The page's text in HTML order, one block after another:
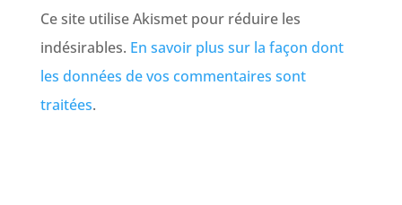
Ce site utilise Akismet pour réduire les
indésirables. En savoir plus sur la façon dont
les données de vos commentaires sont
traitées.